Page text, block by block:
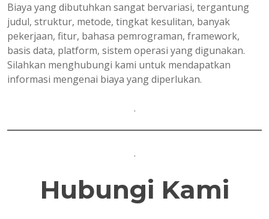
Biaya yang dibutuhkan sangat bervariasi, tergantung
judul, struktur, metode, tingkat kesulitan, banyak
pekerjaan, fitur, bahasa pemrograman, framework,
basis data, platform, sistem operasi yang digunakan.
Silahkan menghubungi kami untuk mendapatkan
informasi mengenai biaya yang diperlukan.
.
.
Hubungi Kami